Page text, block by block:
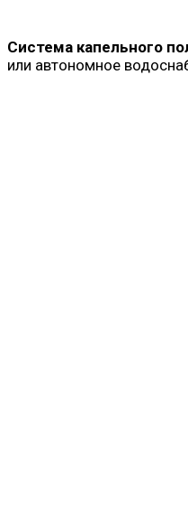
Система капельного
или автономное